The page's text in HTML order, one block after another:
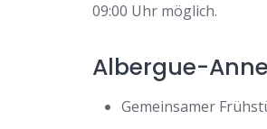
09:00 Uhr möglich.
Albergue-
Gemeinsamer